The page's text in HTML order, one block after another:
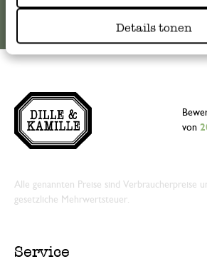
Details tonen
von
Alle genannten Preise sind Verbraucherpreise
gesetzliche Mehrwertsteuer.
Service